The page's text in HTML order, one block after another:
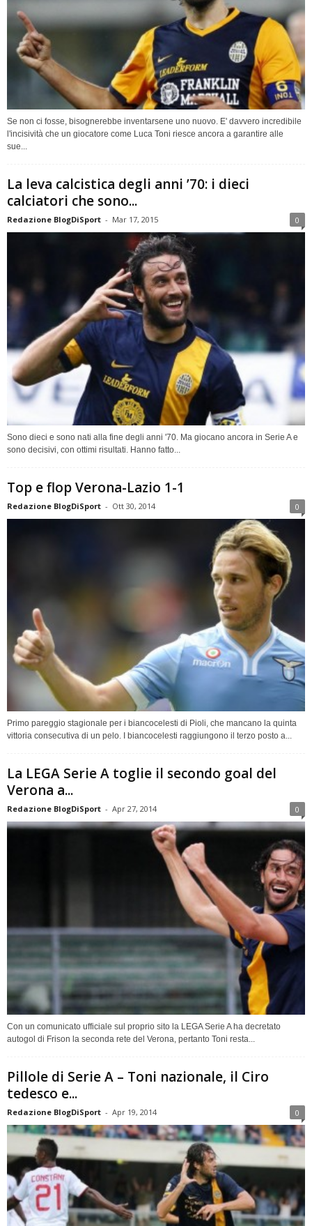
Se non ci fosse, bisognerebbe inventarsene uno nuovo. E' davvero incredibile
l'incisività che un giocatore come Luca Toni riesce ancora a garantire alle
sue...
La leva calcistica degli anni ’70: i dieci
calciatori che sono...
Redazione BlogDiSport - Mar 17, 2015 0
Sono dieci e sono nati alla fine degli anni '70. Ma giocano ancora in Serie A e
sono decisivi, con ottimi risultati. Hanno fatto...
Top e flop Verona-Lazio 1-1
Redazione BlogDiSport - Ott 30, 2014 0
Primo pareggio stagionale per i biancocelesti di Pioli, che mancano la quinta
vittoria consecutiva di un pelo. I biancocelesti raggiungono il terzo posto a...
La LEGA Serie A toglie il secondo goal del
Verona a...
Redazione BlogDiSport - Apr 27, 2014 0
Con un comunicato ufficiale sul proprio sito la LEGA Serie A ha decretato
autogol di Frison la seconda rete del Verona, pertanto Toni resta...
Pillole di Serie A – Toni nazionale, il Ciro
tedesco e...
Redazione BlogDiSport - Apr 19, 2014 0